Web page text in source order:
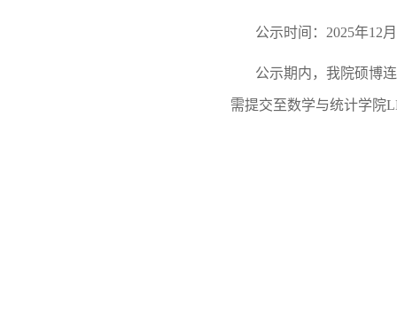
公示时间：2025年12月
公示期内，我院硕博
需提交至数学与统计学院